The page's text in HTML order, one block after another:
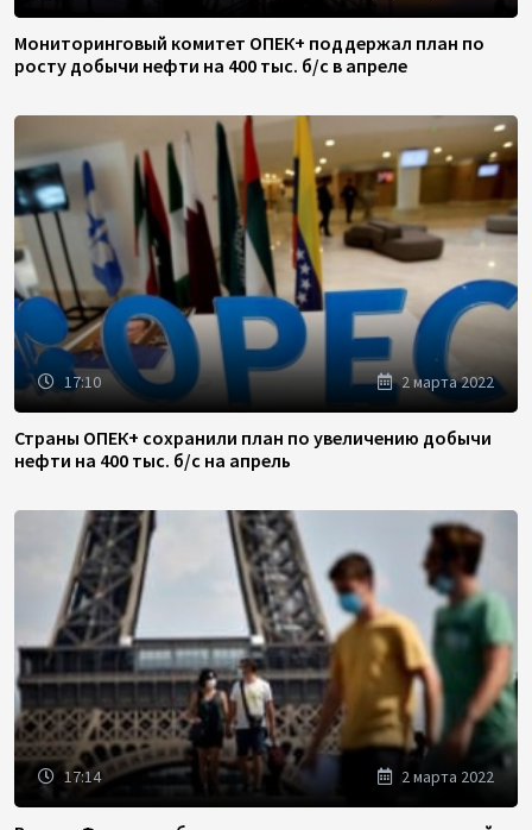
Мониторинговый комитет ОПЕК+ поддержал план по
росту добычи нефти на 400 тыс. б/с в апреле
17:10 2 марта 2022
Страны ОПЕК+ сохранили план по увеличению добычи
нефти на 400 тыс. б/с на апрель
17:14 2 марта 2022